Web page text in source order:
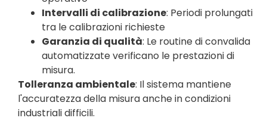
Intervalli di calibrazione: Periodi prolungati
tra le calibrazioni richieste
Garanzia di qualità: Le routine di convalida
automatizzate verificano le prestazioni di
misura.
Tolleranza ambientale: Il sistema mantiene
l'accuratezza della misura anche in condizioni
industriali difficili.